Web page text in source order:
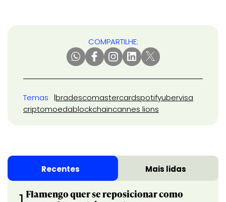
COMPARTILHE:
Temas bradescomastercardspotifyubervisa
criptomoedablockchaincannes lions
Recentes Mais lidas
Flamengo quer se reposicionar como